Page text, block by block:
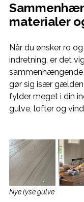
materialer
Når du ønsker ro
indretning, er det
sammenhængende
gør sig især
fylder meget i din
gulve, lofter og
Nye lyse gulve